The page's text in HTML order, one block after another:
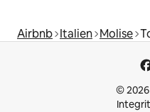
Airbnb Italien Molise
©